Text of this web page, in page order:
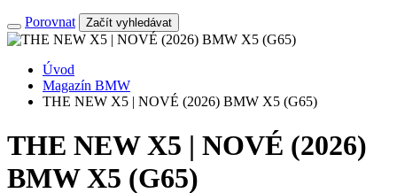
Porovnat Začít vyhledávat
Úvod
Magazín BMW
THE NEW X5 | NOVÉ (2026) BMW X5 (G65)
THE NEW X5 | NOVÉ (2026)
BMW X5 (G65)